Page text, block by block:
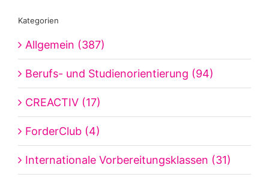
Kategorien
Allgemein (387)
Berufs- und Studienorientierung (94)
CREACTIV (17)
ForderClub (4)
Internationale Vorbereitungsklassen (31)